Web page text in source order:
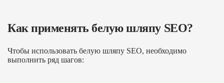
Как применять белую шляпу SEO?
Чтобы использовать белую шляпу SEO, необходимо
выполнить ряд шагов: